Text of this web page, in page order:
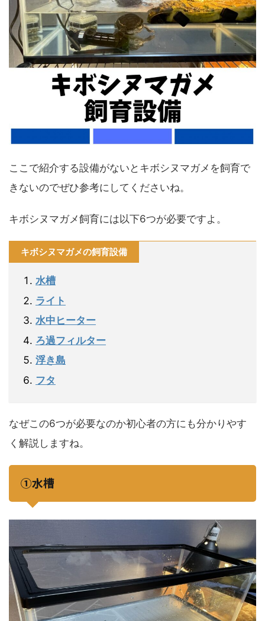
ここで紹介する設備がないとキボシヌマガメを飼育で
きないのでぜひ参考にしてくださいね。
キボシヌマガメ飼育には以下6つが必要ですよ。
キボシヌマガメの飼育設備
水槽
ライト
水中ヒーター
ろ過フィルター
浮き島
フタ
なぜこの6つが必要なのか初心者の方にも分かりやす
く解説しますね。
①水槽